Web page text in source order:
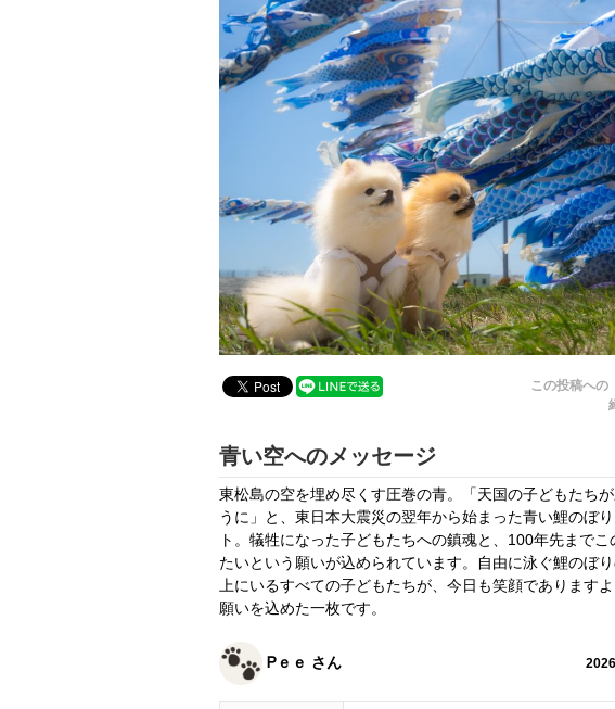
この投稿への
青い空へのメッセージ
東松島の空を埋め尽くす圧巻の青。「天国の子どもたち
うに」と、東日本大震災の翌年から始まった青い鯉のぼ
ト。犠牲になった子どもたちへの鎮魂と、100年先までこ
たいという願いが込められています。自由に泳ぐ鯉のぼ
上にいるすべての子どもたちが、今日も笑顔であります
願いを込めた一枚です。
Ꮲｅｅ さん